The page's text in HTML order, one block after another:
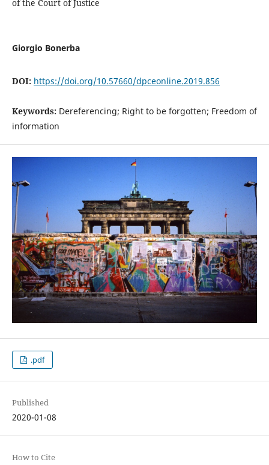
of the Court of Justice
Giorgio Bonerba
DOI: https://doi.org/10.57660/dpceonline.2019.856
Keywords: Dereferencing; Right to be forgotten; Freedom of
information
.pdf
Published
2020-01-08
How to Cite